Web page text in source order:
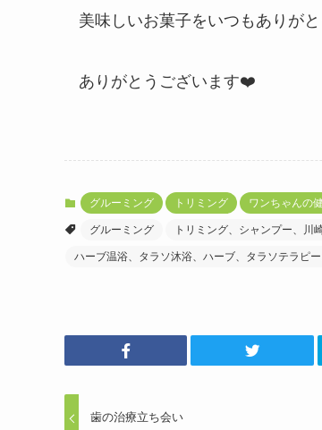
美味しいお菓子をいつもありが
ありがとうございます❤️
グルーミング トリミング ワンちゃんの
グルーミング トリミング、シャンプー、川
ハーブ温浴、タラソ沐浴、ハーブ、タラソテラピ
歯の治療立ち会い